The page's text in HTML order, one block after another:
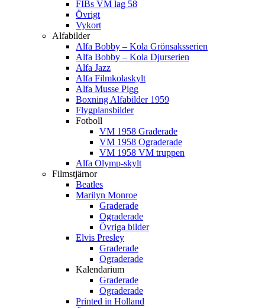
FIBs VM lag 58
Övrigt
Vykort
Alfabilder
Alfa Bobby – Kola Grönsaksserien
Alfa Bobby – Kola Djurserien
Alfa Jazz
Alfa Filmkolaskylt
Alfa Musse Pigg
Boxning Alfabilder 1959
Flygplansbilder
Fotboll
VM 1958 Graderade
VM 1958 Ograderade
VM 1958 VM truppen
Alfa Olymp-skylt
Filmstjärnor
Beatles
Marilyn Monroe
Graderade
Ograderade
Övriga bilder
Elvis Presley
Graderade
Ograderade
Kalendarium
Graderade
Ograderade
Printed in Holland